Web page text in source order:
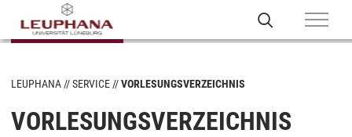
LEUPHANA SERVICE VORLESUNGSVERZEICHNIS
VORLESUNGSVERZEICHNIS